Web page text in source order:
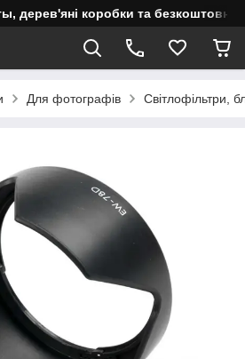
дерев'яні коробки та безкоштовне
Для фотографів Світлофільтри,